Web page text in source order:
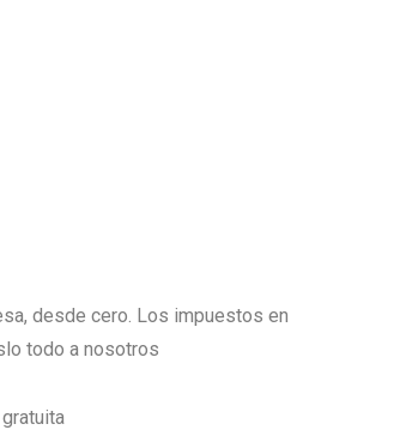
desde cero. Los impuestos en
todo a nosotros